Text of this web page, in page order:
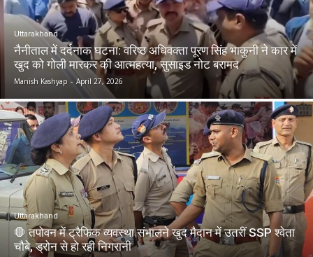
Uttarakhand
नैनीताल में दर्दनाक घटना: वरिष्ठ अधिवक्ता पूरण सिंह भाकुनी ने कार में
खुद को गोली मारकर की आत्महत्या, सुसाइड नोट बरामद
Manish Kashyap - April 27, 2026
Uttarakhand
🛑 तपोवन में ट्रैफिक व्यवस्था संभालने खुद मैदान में उतरीं SSP श्वेता
चौबे, ड्रोन से हो रही निगरानी